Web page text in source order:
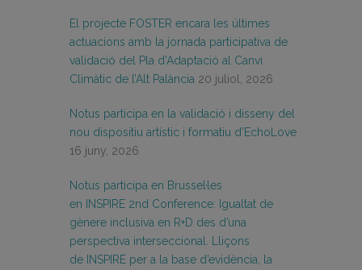
El projecte FOSTER encara les últimes
actuacions amb la jornada participativa de
validació del Pla d’Adaptació al Canvi
Climàtic de l’Alt Palància 20 juliol, 2026
Notus participa en la validació i disseny del
nou dispositiu artístic i formatiu d’EchoLove
16 juny, 2026
Notus participa en Brussel·les
en INSPIRE 2nd Conference: Igualtat de
gènere inclusiva en R+D des d’una
perspectiva interseccional. Lliçons
de INSPIRE per a la base d’evidència, la